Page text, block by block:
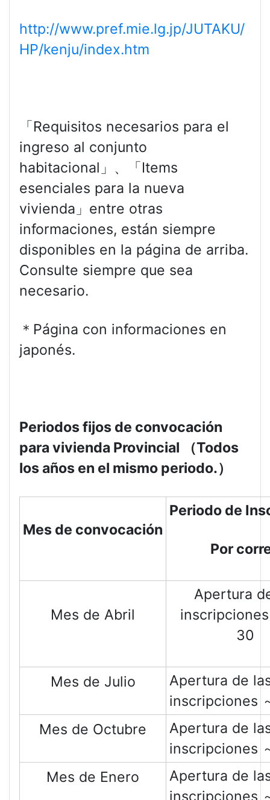
http://www.pref.mie.lg.jp/JUTAKU/
HP/kenju/index.htm
「Requisitos necesarios para el
ingreso al conjunto
habitacional」、「Items
esenciales para la nueva
vivienda」entre otras
informaciones, están siempre
disponibles en la página de arriba.
Consulte siempre que sea
necesario.
＊Página con informaciones en
japonés.
Periodos fijos de convocación
para vivienda Provincial
（Todos
los años en el mismo periodo.）
Mes de convocación
Periodo de
Por
Mes de Abril
Apertura
30
Mes de Julio
Apertura de
inscripciones
Mes de Octubre
Apertura de
inscripciones
Mes de Enero
Apertura de
inscripciones